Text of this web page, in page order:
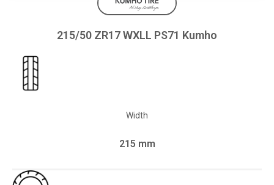
215/50 ZR17 WXLL PS71 Kumho
Width
215 mm